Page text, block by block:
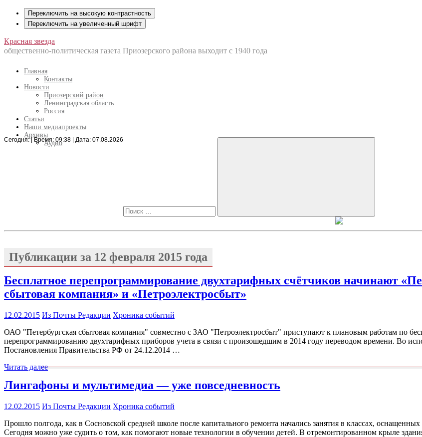
Переключить на высокую контрастность
Переключить на увеличенный шрифт
Перейти
к
Красная звезда
общественно-политическая газета Приозерского района выходит с 1940 года
Главная
Контакты
Новости
Приозерский район
Ленинградская область
Россия
Статьи
Наши медиапроекты
Архивы
Аудио
Сегодня: | Время: 09:38 | Дата: 07.08.2026
Искать
Публикации за 12 февраля 2015 года
Бесплатное перепрограммирование двухтарифных счётчиков начинают
сбытовая компания» и «Петроэлектросбыт»
12.02.2015 Из Почты Редакции Хроника событий
ОАО "Петербургская сбытовая компания" совместно с ЗАО "Петроэлектросбыт" приступают к плановым работам по
перепрограммированию двухтарифных приборов учета в связи с произошедшим в 2014 году переводом времени. Во
Постановления Правительства РФ от 24.12.2014 …
Читать далее
Лингафоны и мультимедиа — уже повседневность
12.02.2015 Из Почты Редакции Хроника событий
Прошло полгода, как в Сосновской средней школе после капитального ремонта начались занятия в классах,
Сегодня можно уже судить о том, как помогают новые технологии в обучении детей. В отремонтированном крыле